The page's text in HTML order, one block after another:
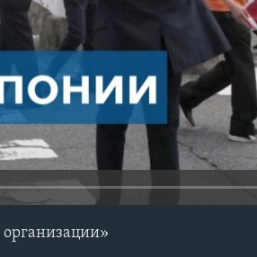
организации»